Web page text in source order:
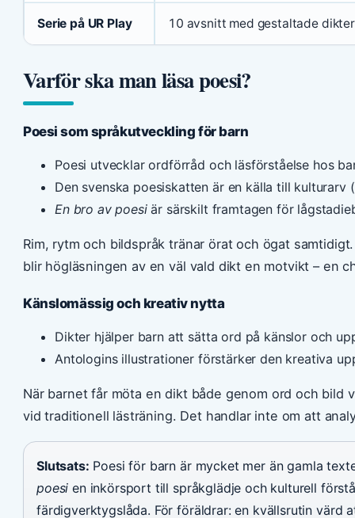
Serie på UR Play 10 avsnitt med gestaltade dikter
Varför ska man läsa poesi?
Poesi som språkutveckling för barn
Poesi utvecklar ordförråd och läsförståelse hos
Den svenska poesiskatten är en källa till kulturarv
En bro av poesiär särskilt framtagen för
Rim, rytm och bildspråk tränar örat och ögat
blir högläsningen av en väl vald dikt en motvikt – en
Känslomässig och kreativ nytta
Dikter hjälper barn att sätta ord på känslor och
Antologins illustrationer förstärker den kreativa
När barnet får möta en dikt både genom ord och bild
vid traditionell lästräning. Det handlar inte om att
Slutsats: Poesi för barn är mycket mer än gamla
poesi en inkörsport till språkglädje och kulturell
färdigverktygslåda. För föräldrar: en kvällsrutin värd